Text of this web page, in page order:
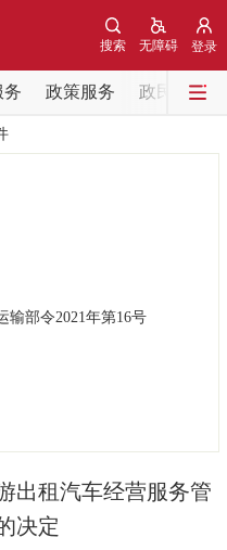
登录
无障碍
搜索
务 政策服务 政民互动
回应关切
输部令2021年第16号
出租汽车经营服务管
决定